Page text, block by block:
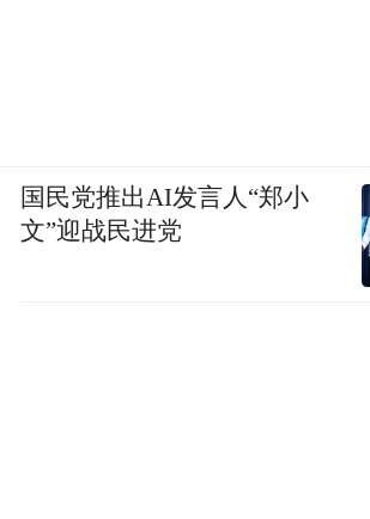
国民党推出AI发言人“郑小
文”迎战民进党